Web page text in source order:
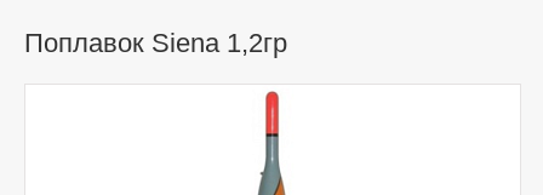
Поплавок Siena 1,2гр